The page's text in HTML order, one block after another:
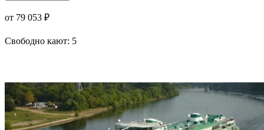
от 79 053 ₽
Свободно кают: 5